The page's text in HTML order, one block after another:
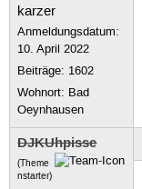
Anmeldungsdatum:
10. April 2022
Beiträge: 1602
Wohnort: Bad
Oeynhausen
DJKUhpisse
(Theme
nstarter)